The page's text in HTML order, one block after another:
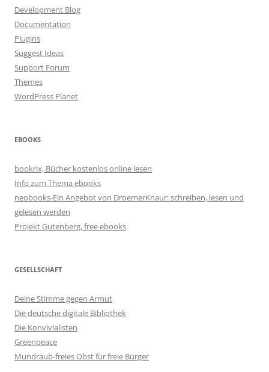
Development Blog
Documentation
Plugins
Suggest Ideas
Support Forum
Themes
WordPress Planet
EBOOKS
bookrix, Bücher kostenlos online lesen
Info zum Thema ebooks
neobooks-Ein Angebot von DroemerKnaur: schreiben, lesen und
gelesen werden
Projekt Gutenberg, free ebooks
GESELLSCHAFT
Deine Stimme gegen Armut
Die deutsche digitale Bibliothek
Die Konvivialisten
Greenpeace
Mundraub-freies Obst für freie Bürger